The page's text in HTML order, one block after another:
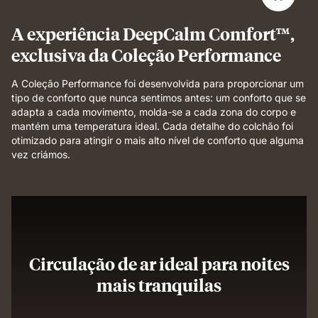
A experiência DeepCalm Comfort™,
exclusiva da Coleção Performance
A Coleção Performance foi desenvolvida para proporcionar um
tipo de conforto que nunca sentimos antes: um conforto que se
adapta a cada movimento, molda-se a cada zona do corpo e
mantém uma temperatura ideal. Cada detalhe do colchão foi
otimizado para atingir o mais alto nível de conforto que alguma
vez criámos.
Circulação de ar ideal para noites
mais tranquilas